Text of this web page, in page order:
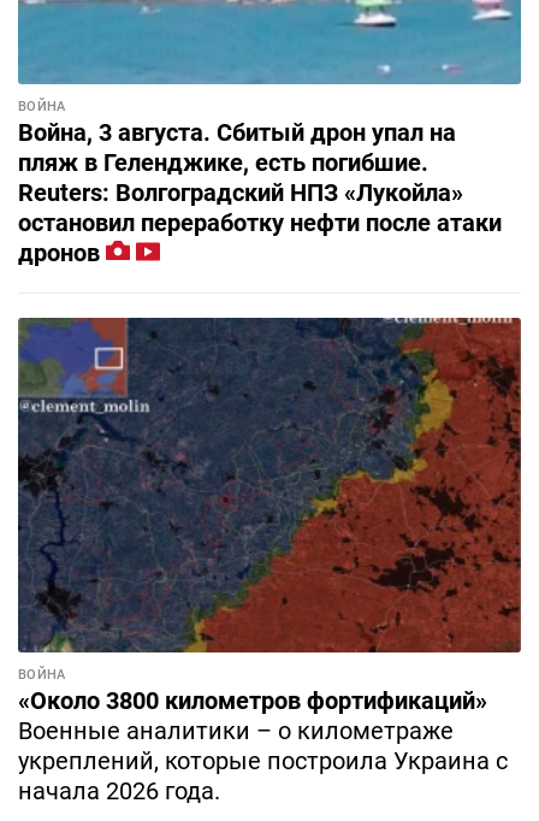
ВОЙНА
Война, 3 августа. Сбитый дрон упал на
пляж в Геленджике, есть погибшие.
Reuters: Волгоградский НПЗ «Лукойла»
остановил переработку нефти после атаки
дронов
ВОЙНА
«Около 3800 километров фортификаций»
Военные аналитики – о километраже
укреплений, которые построила Украина с
начала 2026 года.